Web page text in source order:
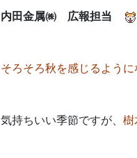
内田金属㈱ 広報担当
そろそろ秋を感じるように
気持ちいい季節ですが、 樹